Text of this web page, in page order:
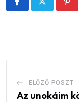
ELŐZŐ POSZT
Az unokáim